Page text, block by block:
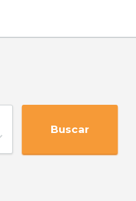
Buscar